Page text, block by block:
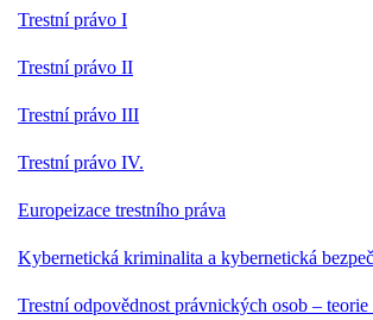
Trestní právo I
Trestní právo II
Trestní právo III
Trestní právo IV.
Europeizace trestního práva
Kybernetická kriminalita a kybernetická
Trestní odpovědnost právnických osob –